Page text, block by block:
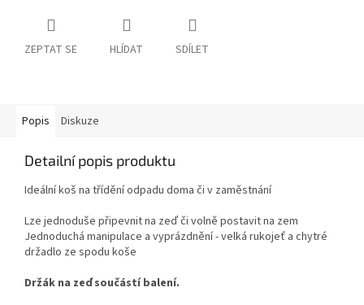
ZEPTAT SE HLÍDAT SDÍLET
Popis Diskuze
Detailní popis produktu
Ideální koš na třídění odpadu doma či v zaměstnání
Lze jednoduše připevnit na zeď či volně postavit na zem
Jednoduchá manipulace a vyprázdnění - velká rukojeť a chytré
držadlo ze spodu koše
Držák na zeď součástí balení.